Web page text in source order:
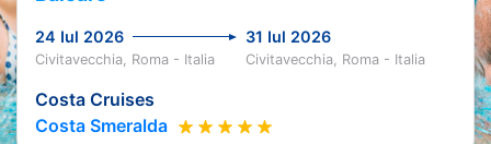
24 Iul 2026 31 Iul 2026
Civitavecchia, Roma - Italia Civitavecchia, Roma - Italia
Costa Cruises
Costa Smeralda